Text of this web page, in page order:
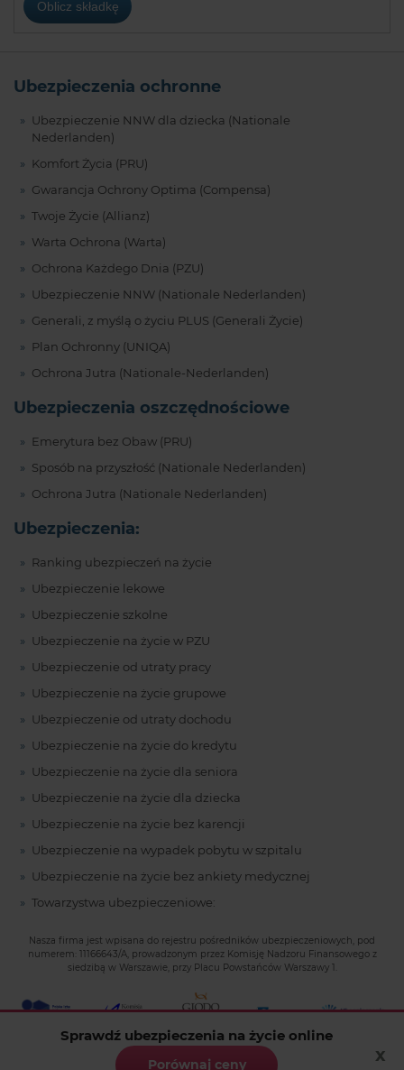
Sprawdź ubezpieczenia na życie online
Porównaj ceny x
Ubezpieczenia ochronne
Ubezpieczenie NNW dla dziecka (Nationale
Nederlanden)
Komfort Życia (PRU)
Gwarancja Ochrony Optima (Compensa)
Twoje Życie (Allianz)
Warta Ochrona (Warta)
Ochrona Każdego Dnia (PZU)
Ubezpieczenie NNW (Nationale Nederlanden)
Generali, z myślą o życiu PLUS (Generali Życie)
Plan Ochronny (UNIQA)
Ochrona Jutra (Nationale-Nederlanden)
Ubezpieczenia oszczędnościowe
Emerytura bez Obaw (PRU)
Sposób na przyszłość (Nationale Nederlanden)
Ochrona Jutra (Nationale Nederlanden)
Ubezpieczenia:
Ranking ubezpieczeń na życie
Ubezpieczenie lekowe
Ubezpieczenie szkolne
Ubezpieczenie na życie w PZU
Ubezpieczenie od utraty pracy
Ubezpieczenie na życie grupowe
Ubezpieczenie od utraty dochodu
Ubezpieczenie na życie do kredytu
Ubezpieczenie na życie dla seniora
Ubezpieczenie na życie dla dziecka
Ubezpieczenie na życie bez karencji
Ubezpieczenie na wypadek pobytu w szpitalu
Ubezpieczenie na życie bez ankiety medycznej
Towarzystwa ubezpieczeniowe:
Nasza firma jest wpisana do rejestru pośredników ubezpieczeniowych, pod
numerem: 11166643/A, prowadzonym przez Komisję Nadzoru Finansowego z
siedzibą w Warszawie, przy Placu Powstańców Warszawy 1.
Ubezpieczenia online.pl Rankomat Sp. z o.o. Sp. k.
© 2006-